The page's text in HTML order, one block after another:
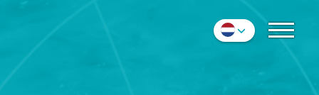
COLLEGA'S